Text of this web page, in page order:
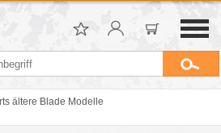
ältere Blade Modelle